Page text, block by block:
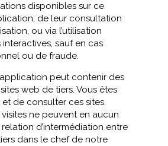
disponibles sur ce
de leur consultation
ou via l’utilisation
interactives, sauf en cas
ou de fraude.
peut contenir des
web de tiers. Vous êtes
de consulter ces sites.
ne peuvent en aucun
d’intermédiation entre
dans le chef de notre